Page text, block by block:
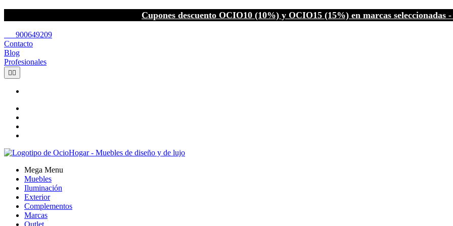
Cupones descuento OCIO10 (10%) y OCIO15 (15%) en marcas seleccionadas
900649209
Contacto
Blog
Profesionales
 
Mega Menu
Muebles
Iluminación
Exterior
Complementos
Marcas
Outlet